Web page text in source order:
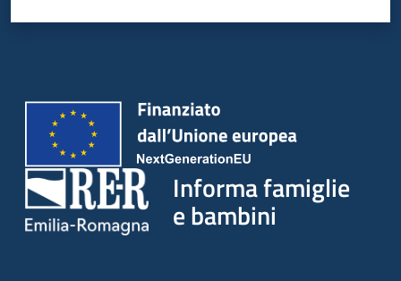
Informa famiglie
e bambini